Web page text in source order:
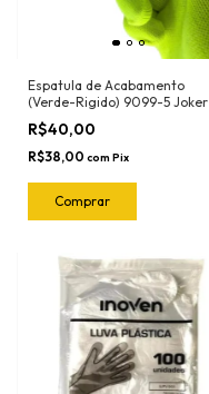
Espatula de Acabamento
(Verde-Rigido) 9099-5 Joker
R$40,00
R$38,00 com Pix